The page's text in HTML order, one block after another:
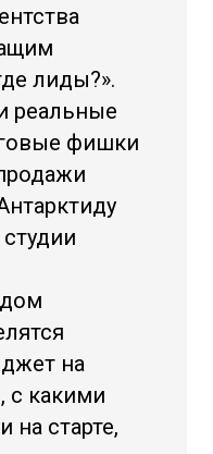
лиды?».
реальные
фишки
на
с какими
на старте,